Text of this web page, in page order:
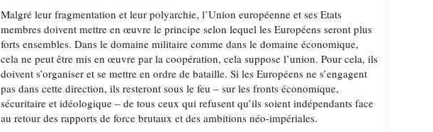
Malgré leur fragmentation et leur polyarchie, l’Union européenne et ses Etats
membres doivent mettre en œuvre le principe selon lequel les Européens seront plus
forts ensembles. Dans le domaine militaire comme dans le domaine économique,
cela ne peut être mis en œuvre par la coopération, cela suppose l’union. Pour cela, ils
doivent s’organiser et se mettre en ordre de bataille. Si les Européens ne s’engagent
pas dans cette direction, ils resteront sous le feu – sur les fronts économique,
sécuritaire et idéologique – de tous ceux qui refusent qu’ils soient indépendants face
au retour des rapports de force brutaux et des ambitions néo-impériales.